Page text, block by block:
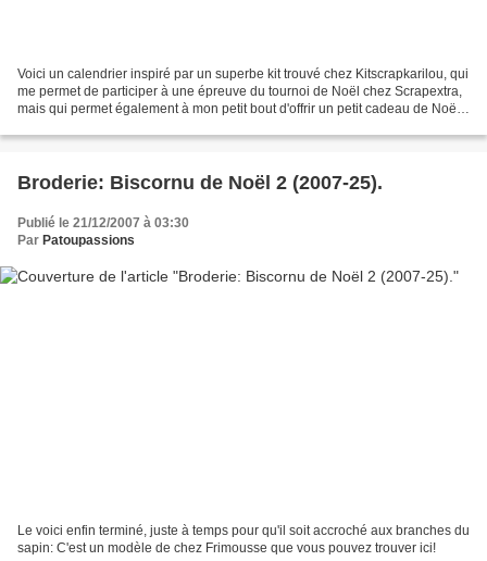
Voici un calendrier inspiré par un superbe kit trouvé chez Kitscrapkarilou, qui
me permet de participer à une épreuve du tournoi de Noël chez Scrapextra,
mais qui permet également à mon petit bout d'offrir un petit cadeau de Noël
Broderie: Biscornu de Noël 2 (2007-25).
Publié le 21/12/2007 à 03:30
Par Patoupassions
Le voici enfin terminé, juste à temps pour qu'il soit accroché aux branches du
sapin: C'est un modèle de chez Frimousse que vous pouvez trouver ici!